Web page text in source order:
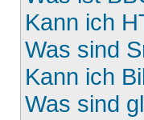
Kann ich
Was sind
Kann ich
Was sind